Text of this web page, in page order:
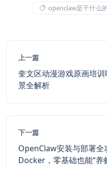
openclaw是干什么
上一篇
奎文区动漫游戏原画培
景全解析
下一篇
OpenClaw安装与部署
Docker，零基础也能“养